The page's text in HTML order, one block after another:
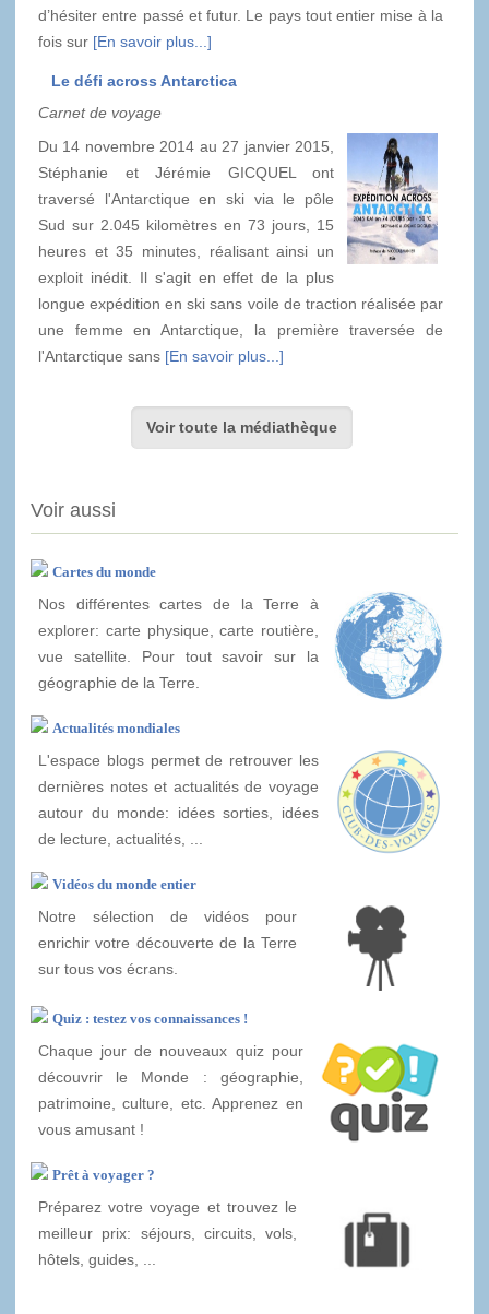
d’hésiter entre passé et futur. Le pays tout entier mise à la
fois sur [En savoir plus...]
Le défi across Antarctica
Carnet de voyage
Du 14 novembre 2014 au 27 janvier 2015,
Stéphanie et Jérémie GICQUEL ont
traversé l'Antarctique en ski via le pôle
Sud sur 2.045 kilomètres en 73 jours, 15
heures et 35 minutes, réalisant ainsi un
exploit inédit. Il s'agit en effet de la plus
longue expédition en ski sans voile de traction réalisée par
une femme en Antarctique, la première traversée de
l'Antarctique sans [En savoir plus...]
Voir toute la médiathèque
Voir aussi
Cartes du monde
Nos différentes cartes de la Terre à
explorer: carte physique, carte routière,
vue satellite. Pour tout savoir sur la
géographie de la Terre.
Actualités mondiales
L'espace blogs permet de retrouver les
dernières notes et actualités de voyage
autour du monde: idées sorties, idées
de lecture, actualités, ...
Vidéos du monde entier
Notre sélection de vidéos pour
enrichir votre découverte de la Terre
sur tous vos écrans.
Quiz : testez vos connaissances !
Chaque jour de nouveaux quiz pour
découvrir le Monde : géographie,
patrimoine, culture, etc. Apprenez en
vous amusant !
Prêt à voyager ?
Préparez votre voyage et trouvez le
meilleur prix: séjours, circuits, vols,
hôtels, guides, ...